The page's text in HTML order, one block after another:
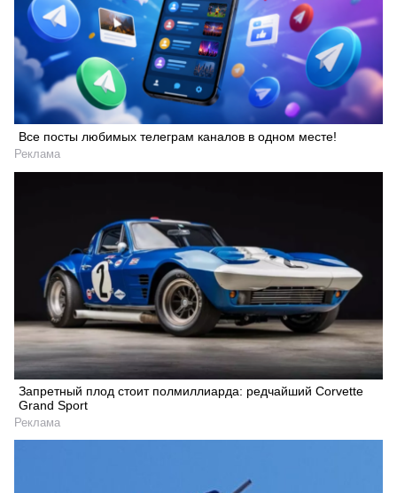
Все посты любимых телеграм каналов в одном месте!
Реклама
Запретный плод стоит полмиллиарда: редчайший Corvette
Grand Sport
Реклама